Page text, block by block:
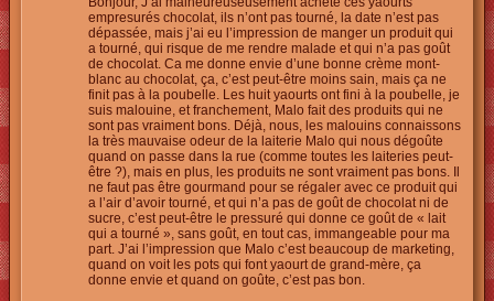
empresurés chocolat, ils n’ont pas tourné, la date n’est pas
dépassée, mais j’ai eu l’impression de manger un produit qui
a tourné, qui risque de me rendre malade et qui n’a pas goût
de chocolat. Ca me donne envie d’une bonne crème mont-
blanc au chocolat, ça, c’est peut-être moins sain, mais ça ne
finit pas à la poubelle. Les huit yaourts ont fini à la poubelle, je
suis malouine, et franchement, Malo fait des produits qui ne
sont pas vraiment bons. Déjà, nous, les malouins connaissons
la très mauvaise odeur de la laiterie Malo qui nous dégoûte
quand on passe dans la rue (comme toutes les laiteries peut-
être ?), mais en plus, les produits ne sont vraiment pas bons. Il
ne faut pas être gourmand pour se régaler avec ce produit qui
a l’air d’avoir tourné, et qui n’a pas de goût de chocolat ni de
sucre, c’est peut-être le pressuré qui donne ce goût de « lait
qui a tourné », sans goût, en tout cas, immangeable pour ma
part. J’ai l’impression que Malo c’est beaucoup de marketing,
quand on voit les pots qui font yaourt de grand-mère, ça
donne envie et quand on goûte, c’est pas bon.